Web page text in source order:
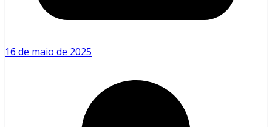
16 de maio de 2025